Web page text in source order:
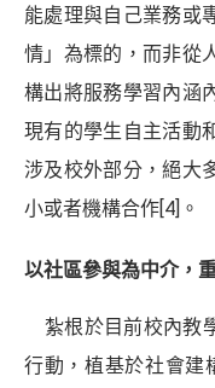
能處理與自己業務或
情」為標的，而非從
構出將服務學習內涵
現有的學生自主活動
涉及校外部分，絕大
小或者機構合作[4] 。
以社區參與為中介，
紮根於目前校內教
行動，植基於社會建